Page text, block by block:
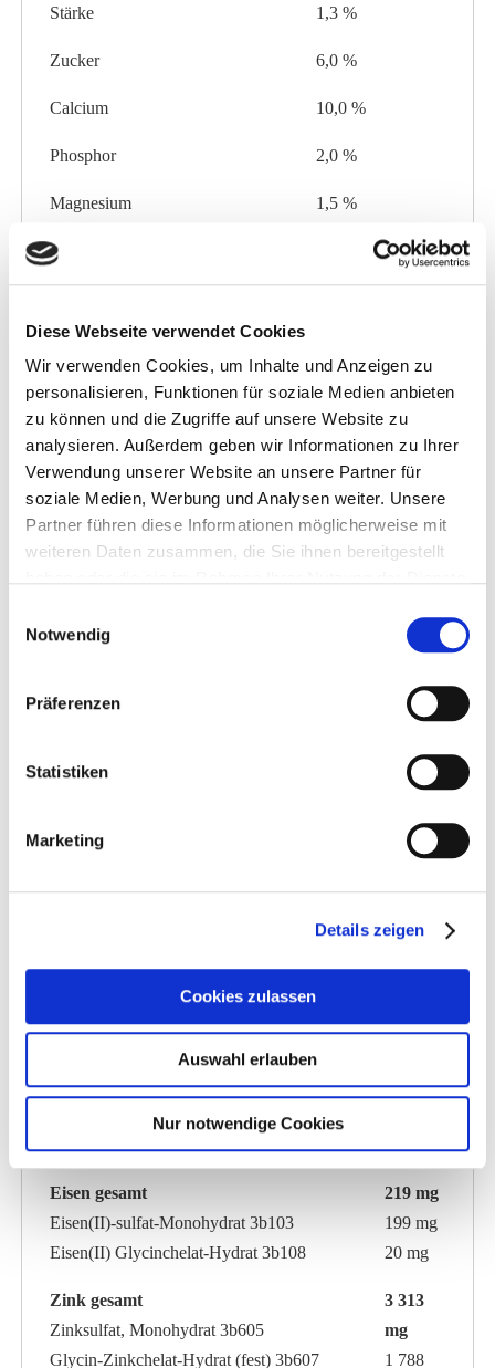
Diese Webseite verwendet Cookies
Wir verwenden Cookies, um Inhalte und Anzeigen zu
personalisieren, Funktionen für soziale Medien anbieten
zu können und die Zugriffe auf unsere Website zu
analysieren. Außerdem geben wir Informationen zu Ihrer
Verwendung unserer Website an unsere Partner für
soziale Medien, Werbung und Analysen weiter. Unsere
Partner führen diese Informationen möglicherweise mit
weiteren Daten zusammen, die Sie ihnen bereitgestellt
Notwendig
Präferenzen
Statistiken
Marketing
Details zeigen
Cookies zulassen
Auswahl erlauben
Nur notwendige Cookies
Stärke 1,3 %
Zucker 6,0 %
Calcium 10,0 %
Phosphor 2,0 %
Magnesium 1,5 %
Natrium
Zusatzstoffe pro kg:
Ernährungsphysiologische Zusatzstoffe
Vitamin A 3a672a
121 470
IE
Vitamin D3 3a671
14 700
IE
mg
80 mg
Vitamin B6 3a831 40 mg
mcg
Biotin 3a880
1 500
mcg
Calcium-D-Pantothenat 3a841 150 mg
Cholinchlorid 3a890
4 900
Nicotinsäure 3a314 393 mg
Folsäure 3a316 37 mg
Eisen gesamt
Eisen(II)-sulfat-Monohydrat 3b103
Eisen(II) Glycinchelat-Hydrat 3b108
219 mg
199 mg
20 mg
Zink gesamt
Zinksulfat, Monohydrat 3b605
Glycin-Zinkchelat-Hydrat (fest) 3b607
3 313
mg
1 788